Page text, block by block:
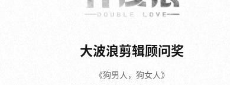
大波浪剪辑顾问奖
《狗男人，狗女人》